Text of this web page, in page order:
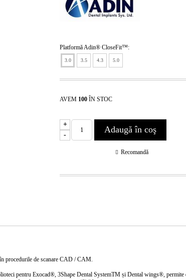
Platformă Adin® CloseFit™:
3.0 3.5 4.3 5.0
AVEM 100 ÎN STOC
+
-
Recomandă
procedurile de scanare CAD / CAM.
pentru Exocad®, 3Shape Dental SystemTM și Dental wings®, permite